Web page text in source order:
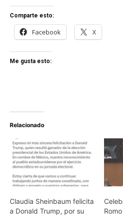
Comparte esto:
Facebook X
Me gusta esto:
Relacionado
Claudia Sheinbaum felicita
a Donald Trump, por su